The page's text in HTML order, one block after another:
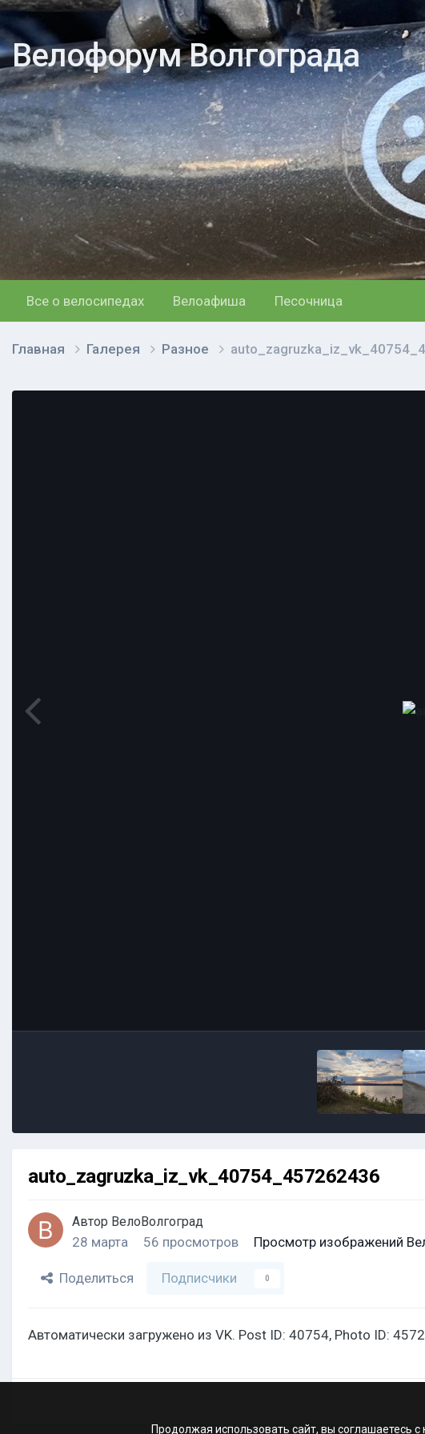
Велофорум Волгограда
Все о велосипедах Велоафиша Песочница
Главная Галерея Разное
auto_zagruzka_iz_vk_40754_457262436
Автор ВелоВолгоград
28 марта 56 просмотров Просмотр изображений
Поделиться Подписчики 0
Автоматически загружено из VK. Post ID: 40754, Photo ID:
Продолжая использовать сайт, вы соглашаетесь с